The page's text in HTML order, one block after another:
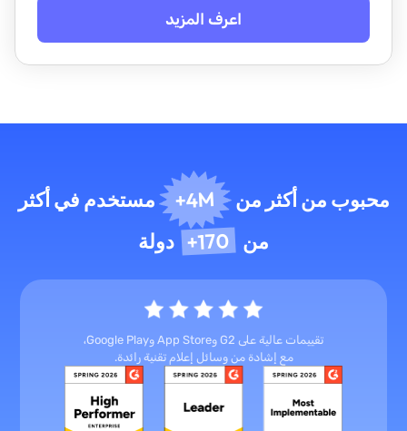
اعرف المزيد
محبوب من أكثر من 4M+
مستخدم في أكثر
من 170+ دولة
تقييمات عالية على G2 وApp Store وGoogle Play،
مع إشادة من وسائل إعلام تقنية رائدة.